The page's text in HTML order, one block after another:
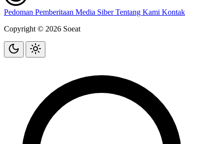
Pedoman Pemberitaan Media SiberTentang Kami Kontak
Copyright © 2026 Soeat